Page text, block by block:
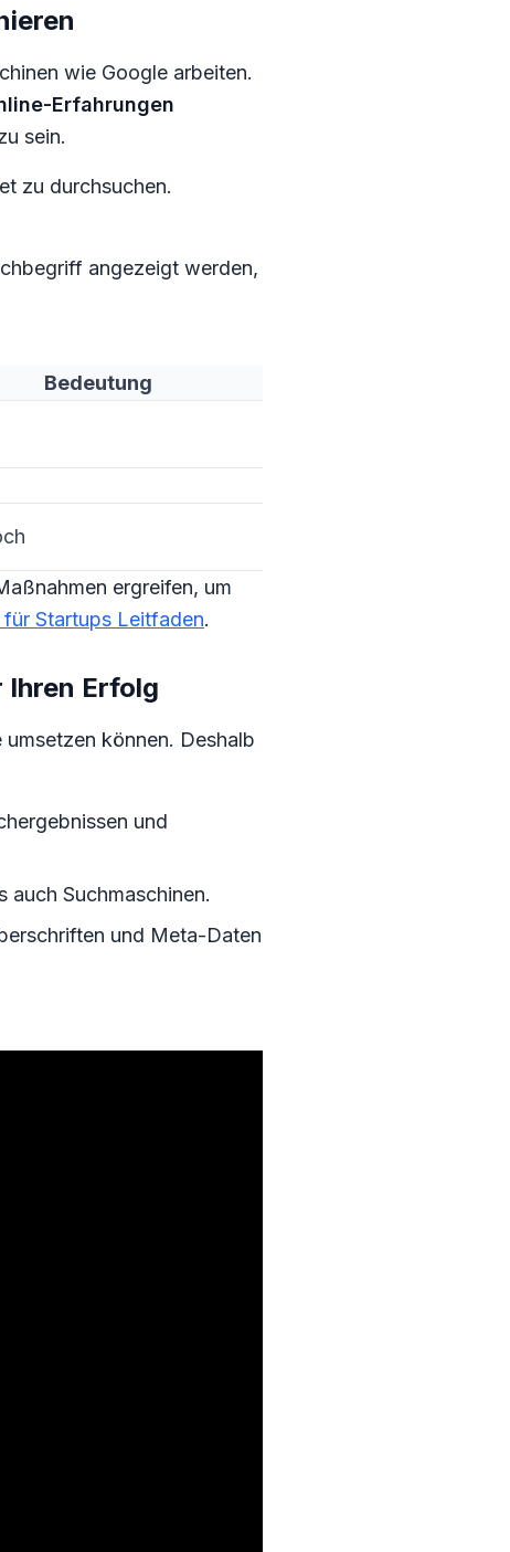
wie Google arbeiten.
Erfahrungen
sein.
zu durchsuchen.
angezeigt werden,
Bedeutung
ergreifen, um
für Startups Leitfaden.
Ihren Erfolg
können. Deshalb
und
auch Suchmaschinen.
und Meta-Daten